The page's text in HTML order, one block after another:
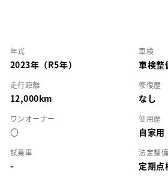
年式
2023年（R5年）
車検
車検整
走行距離
12,000km
修復歴
なし
ワンオーナー
○
使用歴
自家用
試乗車
-
法定整備
定期点